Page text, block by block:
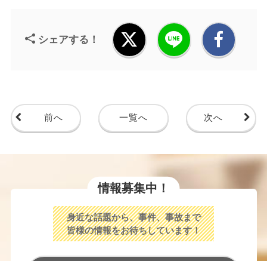
シェアする！
前へ 一覧へ 次へ
情報募集中！
身近な話題から、事件、事故まで
皆様の情報をお待ちしています！